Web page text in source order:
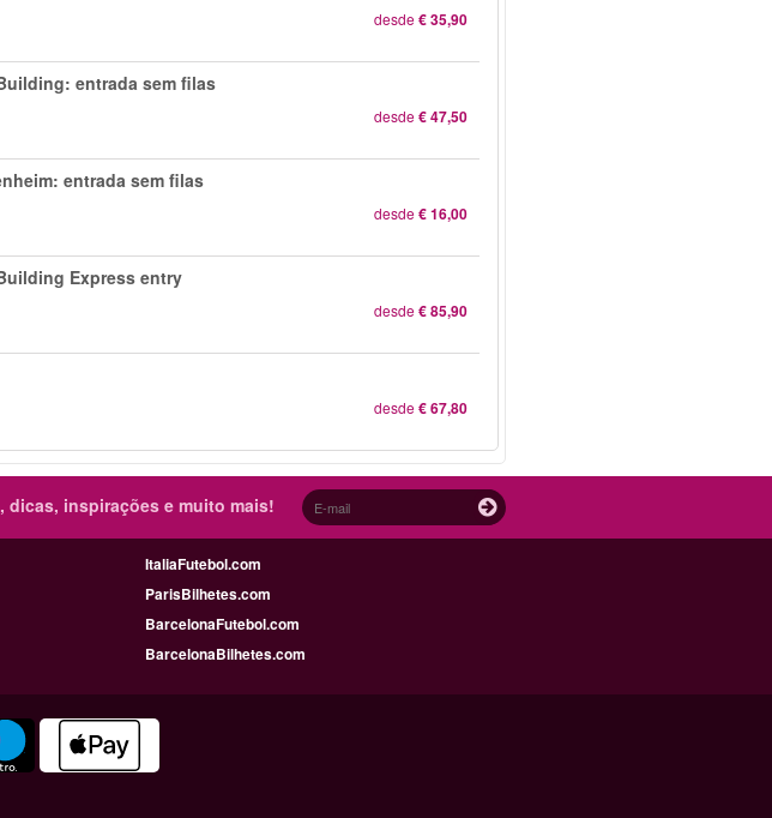
desde€ 35,90
entrada sem filas
desde€ 47,50
entrada sem filas
desde€ 16,00
Express entry
desde€ 85,90
desde€ 67,80
dicas, inspirações e muito mais!
ItaliaFutebol.com
ParisBilhetes.com
BarcelonaFutebol.com
BarcelonaBilhetes.com